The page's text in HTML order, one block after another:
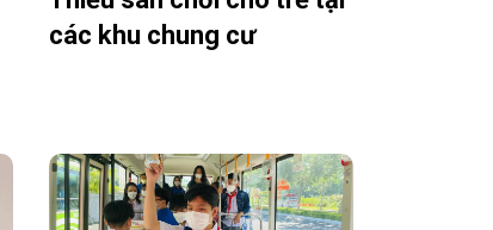
các khu chung cư